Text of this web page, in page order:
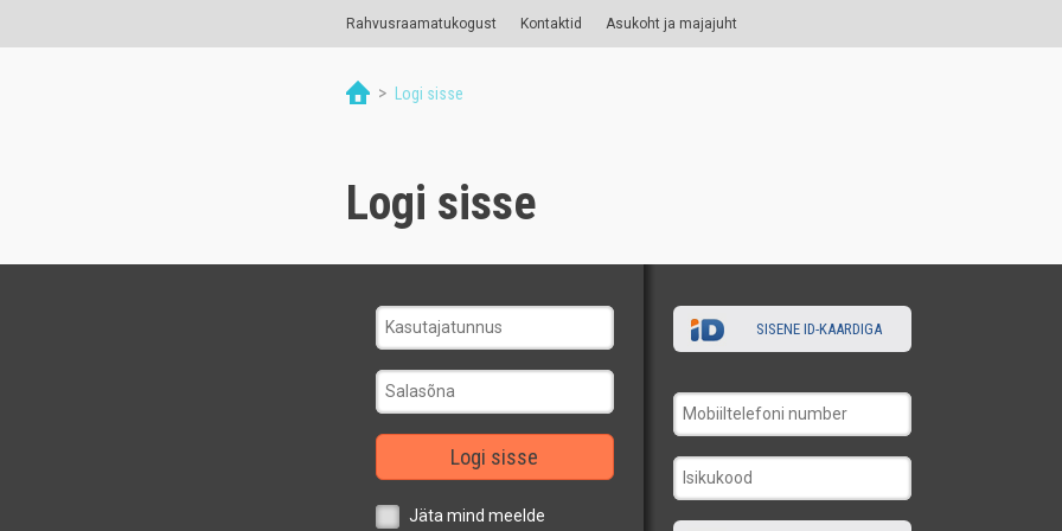
Rahvusraamatukogust Kontaktid Asukoht ja majajuht
> Logi sisse
Logi sisse
Logi sisse
Jäta mind meelde
SISENE ID-KAARDIGA